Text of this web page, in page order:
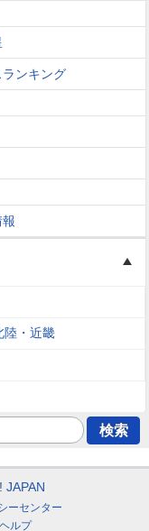
ンキング
陸・近畿
検索
JAPAN
ーセンター
ヘルプ